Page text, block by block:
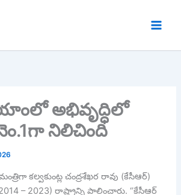
అభివృద్ధిలో
నిలిచింది
కల్వకుంట్ల చంద్రశేఖర రావు (కేసీఆర్)
– 2023) రాష్ట్రాన్ని పాలించారు. “కేసీఆర్